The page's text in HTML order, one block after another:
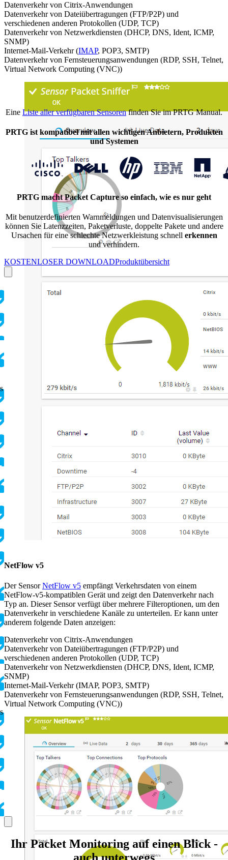
Datenverkehr von Citrix-Anwendungen
Datenverkehr von Dateiübertragungen (FTP/P2P) und
verschiedenen anderen Protokollen (UDP, TCP)
Datenverkehr von Netzwerkdiensten (DHCP, DNS, Ident, ICMP,
SNMP)
Internet-Mail-Verkehr (IMAP, POP3, SMTP)
Datenverkehr von Fernsteuerungsanwendungen (RDP, SSH, Telnet,
Virtual Network Computing (VNC))
NetFlow v5
Der SensorNetFlow v5 empfängt Verkehrsdaten von einem
NetFlow-v5-kompatiblen Gerät und zeigt den Datenverkehr nach
Typ an. Dieser Sensor verfügt über mehrere Filteroptionen, um den
Datenverkehr in verschiedene Kanäle zu unterteilen. Er kann unter
anderem folgende Daten anzeigen:
Datenverkehr von Citrix-Anwendungen
Datenverkehr von Dateiübertragungen (FTP/P2P) und
verschiedenen anderen Protokollen (UDP, TCP)
Datenverkehr von Netzwerkdiensten (DHCP, DNS, Ident, ICMP,
SNMP)
Internet-Mail-Verkehr (IMAP, POP3, SMTP)
Datenverkehr von Fernsteuerungsanwendungen (RDP, SSH, Telnet,
Virtual Network Computing (VNC))
Eine Liste aller verfügbaren Sensorenfinden Sie im PRTG Manual.
PRTG ist kompatibel mit allen wichtigen Anbietern, Produkten
und Systemen
PRTG macht Packet Capture so einfach, wie es nur geht
Mit benutzerdefinierten Warnmeldungen und Datenvisualisierungen
können Sie Latenzzeiten, Paketverluste, doppelte Pakete und andere
Ursachen für eine schlechte Netzwerkleistung schnell erkennen
und verhindern.
KOSTENLOSER DOWNLOADProduktübersicht
Ihr Packet Monitoring auf einen Blick -
auch unterwegs